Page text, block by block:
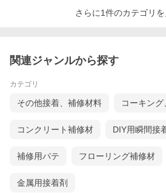
さらに1件のカテゴリを
関連ジャンルから探す
カテゴリ
その他接着、補修材料 コーキン
コンクリート補修材 DIY用瞬間接
補修用パテ フローリング補修材
金属用接着剤